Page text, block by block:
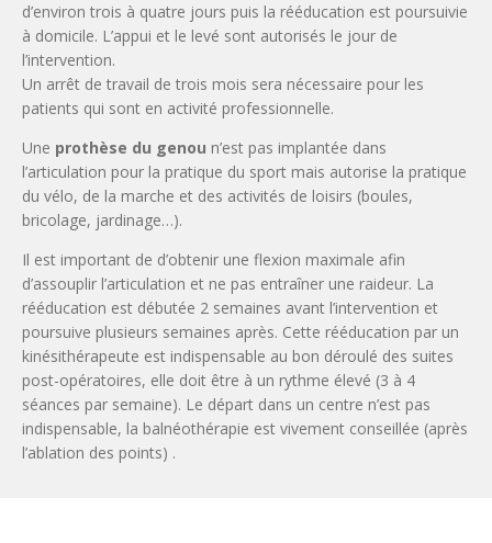
d’environ trois à quatre jours puis la rééducation est poursuivie
à domicile. L’appui et le levé sont autorisés le jour de
l’intervention.
Un arrêt de travail de trois mois sera nécessaire pour les
patients qui sont en activité professionnelle.
Une prothèse du genou n’est pas implantée dans
l’articulation pour la pratique du sport mais autorise la pratique
du vélo, de la marche et des activités de loisirs (boules,
bricolage, jardinage…).
Il est important de d’obtenir une flexion maximale afin
d’assouplir l’articulation et ne pas entraîner une raideur. La
rééducation est débutée 2 semaines avant l’intervention et
poursuive plusieurs semaines après. Cette rééducation par un
kinésithérapeute est indispensable au bon déroulé des suites
post-opératoires, elle doit être à un rythme élevé (3 à 4
séances par semaine). Le départ dans un centre n’est pas
indispensable, la balnéothérapie est vivement conseillée (après
l’ablation des points) .